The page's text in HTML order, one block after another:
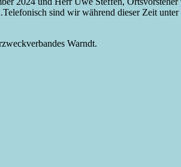
sind wir während dieser Zeit
Warndt.